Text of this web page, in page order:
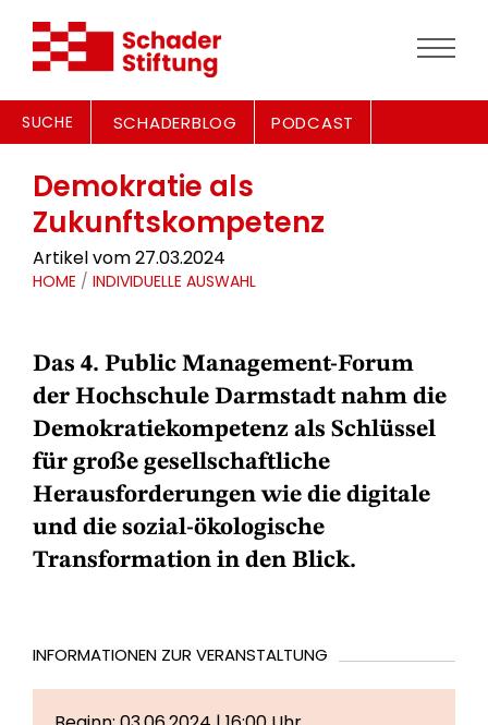
SUCHE SCHADERBLOG PODCAST
Demokratie als
Zukunftskompetenz
Artikel vom 27.03.2024
HOME / INDIVIDUELLE AUSWAHL
Das 4. Public Management-Forum
der Hochschule Darmstadt nahm die
Demokratiekompetenz als Schlüssel
für große gesellschaftliche
Herausforderungen wie die digitale
und die sozial-ökologische
Transformation in den Blick.
INFORMATIONEN ZUR VERANSTALTUNG